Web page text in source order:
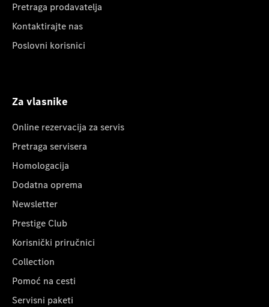
Pretraga prodavatelja
Kontaktirajte nas
Poslovni korisnici
Za vlasnike
Online rezervacija za servis
Pretraga servisera
Homologacija
Dodatna oprema
Newsletter
Prestige Club
Korisnički priručnici
Collection
Pomoć na cesti
Servisni paketi